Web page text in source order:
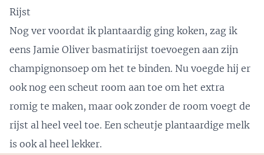
Rijst
Nog ver voordat ik plantaardig ging koken, zag ik
eens Jamie Oliver basmatirijst toevoegen aan zijn
champignonsoep om het te binden. Nu voegde hij er
ook nog een scheut room aan toe om het extra
romig te maken, maar ook zonder de room voegt de
rijst al heel veel toe. Een scheutje plantaardige melk
is ook al heel lekker.